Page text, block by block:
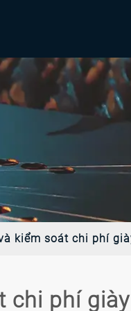
kiểm soát chi phí
chi phí giày